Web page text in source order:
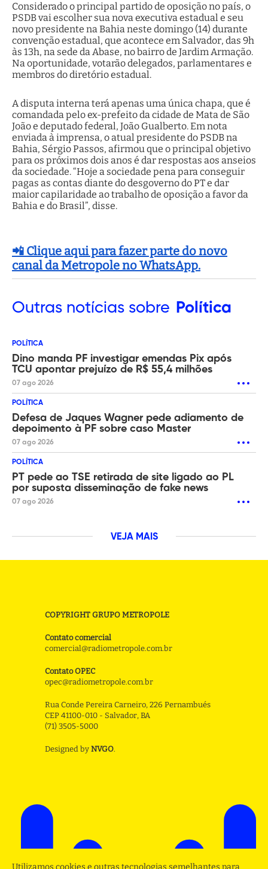
Considerado o principal partido de oposição no país, o
PSDB vai escolher sua nova executiva estadual e seu
novo presidente na Bahia neste domingo (14) durante
convenção estadual, que acontece em Salvador, das 9h
às 13h, na sede da Abase, no bairro de Jardim Armação.
Na oportunidade, votarão delegados, parlamentares e
membros do diretório estadual.
A disputa interna terá apenas uma única chapa, que é
comandada pelo ex-prefeito da cidade de Mata de São
João e deputado federal, João Gualberto. Em nota
enviada à imprensa, o atual presidente do PSDB na
Bahia, Sérgio Passos, afirmou que o principal objetivo
para os próximos dois anos é dar respostas aos anseios
da sociedade. “Hoje a sociedade pena para conseguir
pagas as contas diante do desgoverno do PT e dar
maior capilaridade ao trabalho de oposição a favor da
Bahia e do Brasil”, disse.
📲 Clique aqui para fazer parte do novo
canal da Metropole no WhatsApp.
Outras notícias sobre Política
POLÍTICA
Dino manda PF investigar emendas Pix após
TCU apontar prejuízo de R$ 55,4 milhões
07 ago 2026
POLÍTICA
Defesa de Jaques Wagner pede adiamento de
depoimento à PF sobre caso Master
07 ago 2026
POLÍTICA
PT pede ao TSE retirada de site ligado ao PL
por suposta disseminação de fake news
07 ago 2026
VEJA MAIS
COPYRIGHT GRUPO METROPOLE
Contato comercial
comercial@radiometropole.com.br
Contato OPEC
opec@radiometropole.com.br
Rua Conde Pereira Carneiro, 226 Pernambués
CEP 41100-010 - Salvador, BA
(71) 3505-5000
Designed by NVGO.
Utilizamos cookies e outras tecnologias semelhantes para